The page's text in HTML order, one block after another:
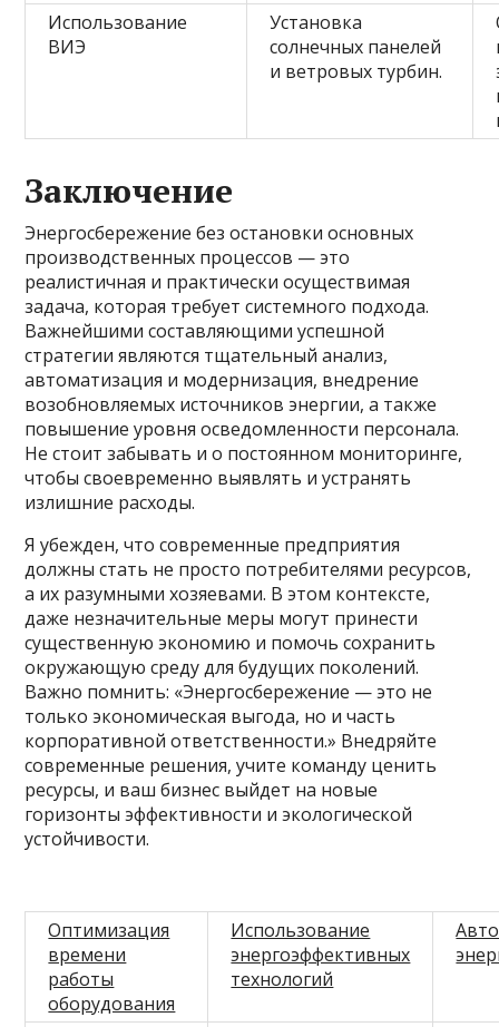
Использование
ВИЭ
Установка
солнечных панелей
и ветровых турбин.
Заключение
Энергосбережение без остановки основных
производственных процессов — это
реалистичная и практически осуществимая
задача, которая требует системного подхода.
Важнейшими составляющими успешной
стратегии являются тщательный анализ,
автоматизация и модернизация, внедрение
возобновляемых источников энергии, а также
повышение уровня осведомленности персонала.
Не стоит забывать и о постоянном мониторинге,
чтобы своевременно выявлять и устранять
излишние расходы.
Я убежден, что современные предприятия
должны стать не просто потребителями ресурсов,
а их разумными хозяевами. В этом контексте,
даже незначительные меры могут принести
существенную экономию и помочь сохранить
окружающую среду для будущих поколений.
Важно помнить: «Энергосбережение — это не
только экономическая выгода, но и часть
корпоративной ответственности.» Внедряйте
современные решения, учите команду ценить
ресурсы, и ваш бизнес выйдет на новые
горизонты эффективности и экологической
устойчивости.
Оптимизация
времени
работы
оборудования
Использование
энергоэффективных
технологий